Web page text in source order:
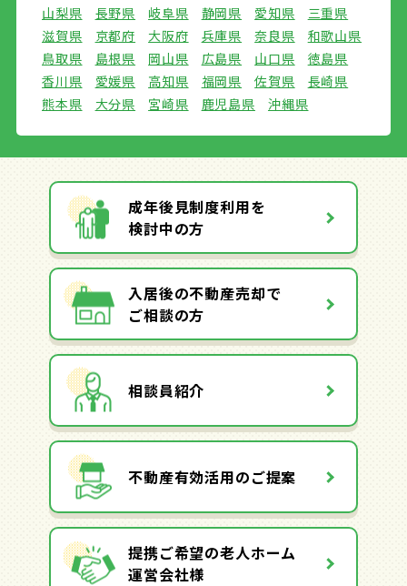
山梨県
長野県 岐阜県 静岡県 愛知県
三重県
滋賀県
京都府 大阪府 兵庫県 奈良県
和歌山県
鳥取県
島根県 岡山県 広島県 山口県
徳島県
香川県
愛媛県 高知県 福岡県 佐賀県
長崎県
熊本県
大分県 宮崎県 鹿児島県 沖縄県
成年後見制度利用を
検討中の方
入居後の不動産売却で
ご相談の方
相談員紹介
不動産有効活用のご提案
提携ご希望の老人ホーム
運営会社様